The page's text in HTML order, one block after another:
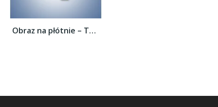
Obraz na płótnie – Tajemnicze postacie w...